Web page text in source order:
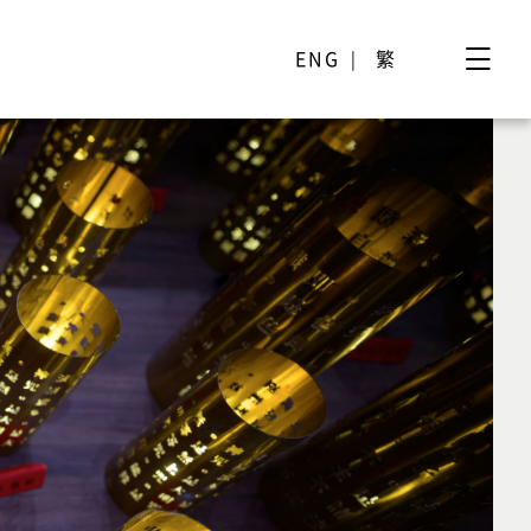
ENG 繁